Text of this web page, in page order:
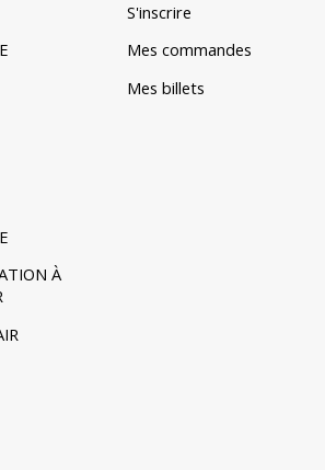
À
S'inscrire
Mes commandes
Mes billets